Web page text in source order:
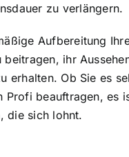
zu verlängern.
Aufbereitung
beitragen, ihr
erhalten. Ob Sie es
Profi beauftragen, es
die sich lohnt.